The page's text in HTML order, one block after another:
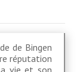
de Bingen
réputation
vie et son